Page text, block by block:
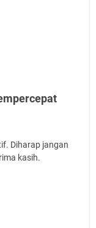
Diharap jangan
kasih.